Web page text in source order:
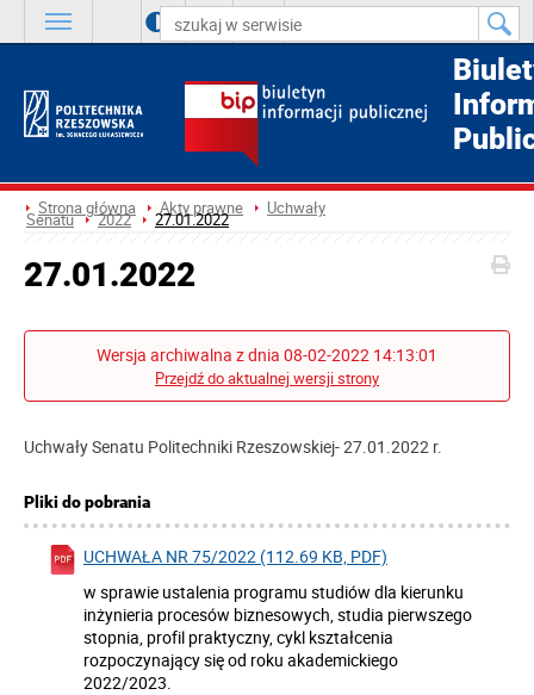
A A A
Strona główna Akty prawne Uchwały
Senatu 2022 27.01.2022
27.01.2022
Wersja archiwalna z dnia 08-02-2022 14:13:01
Przejdź do aktualnej wersji strony
Uchwały Senatu Politechniki Rzeszowskiej- 27.01.2022 r.
Pliki do pobrania
UCHWAŁA NR 75/2022 (112.69 KB, PDF)
w sprawie ustalenia programu studiów dla kierunku
inżynieria procesów biznesowych, studia pierwszego
stopnia, profil praktyczny, cykl kształcenia
rozpoczynający się od roku akademickiego
2022/2023.